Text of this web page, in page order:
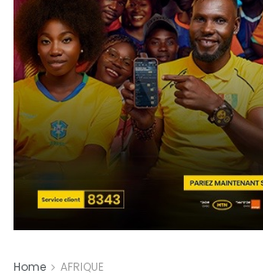
Home AFRIQUE